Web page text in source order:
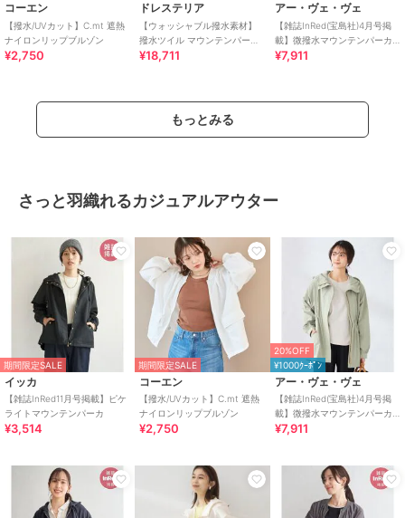
コーエン
【撥水/UVカット】C.mt 遮熱
ナイロンリップブルゾン
¥2,750
ドレステリア
【ウォッシャブル撥水素材】
撥水ツイル マウンテンパーカ
ー
¥18,711
アー・ヴェ・ヴェ
【雑誌InRed(宝島社)4月号掲
載】微撥水マウンテンパーカ
ー
¥7,911
もっとみる
さっと羽織れるカジュアルアウター
期間限定SALE
イッカ
【雑誌InRed11月号掲載】ピケ
ライトマウンテンパーカ
¥3,514
期間限定SALE
コーエン
【撥水/UVカット】C.mt 遮熱
ナイロンリップブルゾン
¥2,750
20%OFF
¥1000ｸｰﾎﾟﾝ
アー・ヴェ・ヴェ
【雑誌InRed(宝島社)4月号掲
載】微撥水マウンテンパーカ
ー
¥7,911